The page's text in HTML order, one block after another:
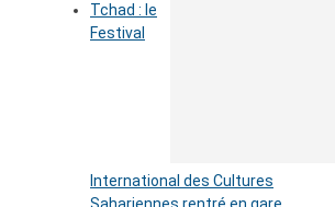
Tchad : le
Festival
International des Cultures